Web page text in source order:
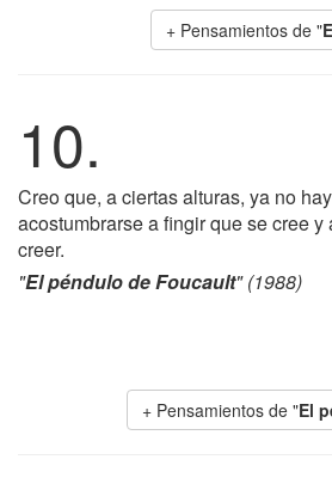
+ Pensamientos de "
10.
Creo que, a ciertas alturas, ya no
acostumbrarse a fingir que se cree y
creer.
"El péndulo de Foucault" (1988)
+ Pensamientos de "El